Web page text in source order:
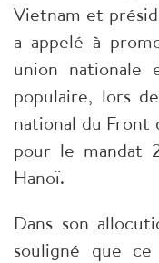
Vietnam et
a appelé à
union nationale
populaire, lors
national du Front
pour le mandat
Hanoï.
Dans son
souligné que